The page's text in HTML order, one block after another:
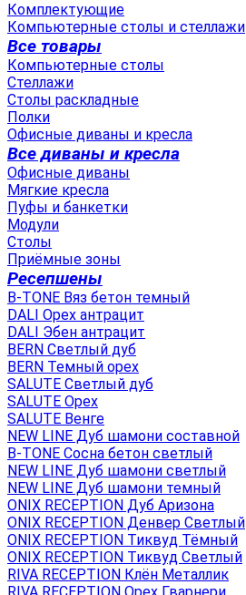
Комплектующие
Компьютерные столы и стеллажи
Все товары
Компьютерные столы
Стеллажи
Столы раскладные
Полки
Офисные диваны и кресла
Все диваны и кресла
Офисные диваны
Мягкие кресла
Пуфы и банкетки
Модули
Столы
Приёмные зоны
Ресепшены
B-TONE Вяз бетон темный
DALI Орех антрацит
DALI Эбен антрацит
BERN Светлый дуб
BERN Темный орех
SALUTE Светлый дуб
SALUTE Орех
SALUTE Венге
NEW LINE Дуб шамони составной
B-TONE Сосна бетон светлый
NEW LINE Дуб шамони светлый
NEW LINE Дуб шамони темный
ONIX RECEPTION Дуб Аризона
ONIX RECEPTION Денвер Светлый
ONIX RECEPTION Тиквуд Тёмный
ONIX RECEPTION Тиквуд Светлый
RIVA RECEPTION Клён Металлик